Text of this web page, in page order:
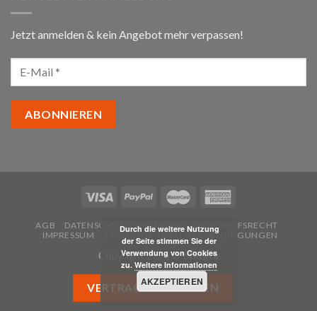
Jetzt anmelden & kein Angebot mehr verpassen!
AGB DATENSCHUTZERKLÄRUNG
WIDERRUFSRECHT
IMPRESSUM
ZAHLUNGS- UND LIEFERBEDINGUNGEN
Copyright 2026 ©etidata
VERTRAG WIDERRUFEN
Durch die weitere Nutzung
der Seite stimmen Sie der
Verwendung von Cookies
zu. Weitere Informationen
AKZEPTIEREN